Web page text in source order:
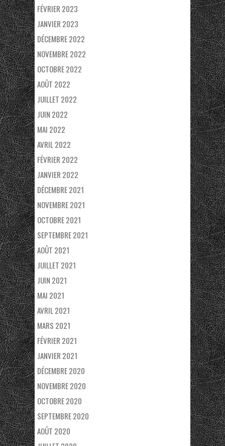
FÉVRIER 2023
JANVIER 2023
DÉCEMBRE 2022
NOVEMBRE 2022
OCTOBRE 2022
AOÛT 2022
JUILLET 2022
JUIN 2022
MAI 2022
AVRIL 2022
FÉVRIER 2022
JANVIER 2022
DÉCEMBRE 2021
NOVEMBRE 2021
OCTOBRE 2021
SEPTEMBRE 2021
AOÛT 2021
JUILLET 2021
JUIN 2021
MAI 2021
AVRIL 2021
MARS 2021
FÉVRIER 2021
JANVIER 2021
DÉCEMBRE 2020
NOVEMBRE 2020
OCTOBRE 2020
SEPTEMBRE 2020
AOÛT 2020